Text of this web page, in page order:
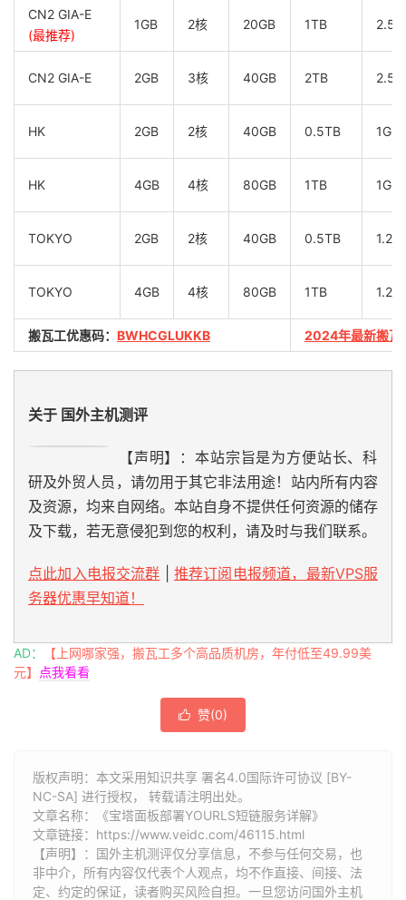
CN2 GIA-E
(最推荐)
1GB 2核 20GB 1TB
CN2 GIA-E 2GB 3核 40GB 2TB
HK 2GB 2核 40GB 0.5TB
HK 4GB 4核 80GB 1TB
TOKYO 2GB 2核 40GB 0.5TB
TOKYO 4GB 4核 80GB 1TB
搬瓦工优惠码： BWHCGLUKKB 2024年最新搬瓦
关于 国外主机测评
【声明】：本站宗旨是为方便站长、科
研及外贸人员，请勿用于其它非法用途！站内所有内容
及资源，均来自网络。本站自身不提供任何资源的储存
及下载，若无意侵犯到您的权利，请及时与我们联系。
点此加入电报交流群
推荐订阅电报频道，最新VPS服
务器优惠早知道！
AD：
【上网哪家强，搬瓦工多个高品质机房，年付低至49.99美
元】
点我看看
 赞(0)
版权声明：本文采用知识共享 署名4.0国际许可协议 [BY-
NC-SA] 进行授权， 转载请注明出处。
文章名称：《宝塔面板部署YOURLS短链服务详解》
文章链接： https://www.veidc.com/46115.html
【声明】：国外主机测评仅分享信息，不参与任何交易，也
非中介，所有内容仅代表个人观点，均不作直接、间接、法
定、约定的保证，读者购买风险自担。一旦您访问国外主机